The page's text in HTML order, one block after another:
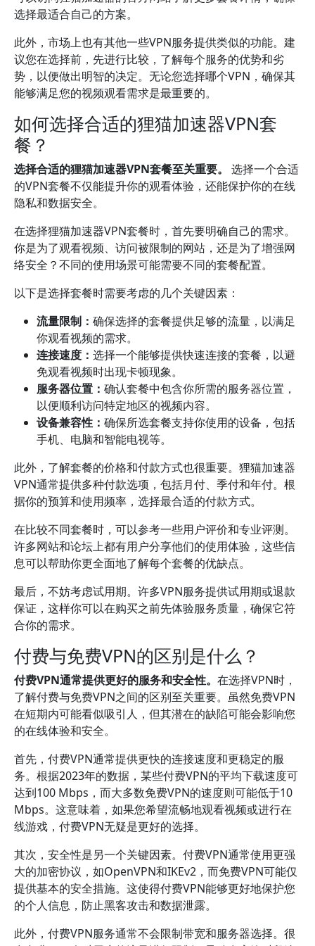
选择最适合自己的方案。
此外，市场上也有其他一些VPN服务提供类似的功能。建
议您在选择前，先进行比较，了解每个服务的优势和劣
势，以便做出明智的决定。无论您选择哪个VPN，确保其
能够满足您的视频观看需求是最重要的。
如何选择合适的狸猫加速器VPN套
餐？
选择合适的狸猫加速器VPN套餐至关重要。
选择一个合适
的VPN套餐不仅能提升你的观看体验，还能保护你的在线
隐私和数据安全。
在选择狸猫加速器VPN套餐时，首先要明确自己的需求。
你是为了观看视频、访问被限制的网站，还是为了增强网
络安全？不同的使用场景可能需要不同的套餐配置。
以下是选择套餐时需要考虑的几个关键因素：
流量限制： 确保选择的套餐提供足够的流量，以满足
你观看视频的需求。
连接速度： 选择一个能够提供快速连接的套餐，以避
免观看视频时出现卡顿现象。
服务器位置： 确认套餐中包含你所需的服务器位置，
以便顺利访问特定地区的视频内容。
设备兼容性： 确保所选套餐支持你使用的设备，包括
手机、电脑和智能电视等。
此外，了解套餐的价格和付款方式也很重要。狸猫加速器
VPN通常提供多种付款选项，包括月付、季付和年付。根
据你的预算和使用频率，选择最合适的付款方式。
在比较不同套餐时，可以参考一些用户评价和专业评测。
许多网站和论坛上都有用户分享他们的使用体验，这些信
息可以帮助你更全面地了解每个套餐的优缺点。
最后，不妨考虑试用期。许多VPN服务提供试用期或退款
保证，这样你可以在购买之前先体验服务质量，确保它符
合你的需求。
付费与免费VPN的区别是什么？
付费VPN通常提供更好的服务和安全性。 在选择VPN时，
了解付费与免费VPN之间的区别至关重要。虽然免费VPN
在短期内可能看似吸引人，但其潜在的缺陷可能会影响您
的在线体验和安全。
首先，付费VPN通常提供更快的连接速度和更稳定的服
务。根据2023年的数据，某些付费VPN的平均下载速度可
达到100 Mbps，而大多数免费VPN的速度则可能低于10
Mbps。这意味着，如果您希望流畅地观看视频或进行在
线游戏，付费VPN无疑是更好的选择。
其次，安全性是另一个关键因素。付费VPN通常使用更强
大的加密协议，如OpenVPN和IKEv2，而免费VPN可能仅
提供基本的安全措施。这使得付费VPN能够更好地保护您
的个人信息，防止黑客攻击和数据泄露。
此外，付费VPN服务通常不会限制带宽和服务器选择。很